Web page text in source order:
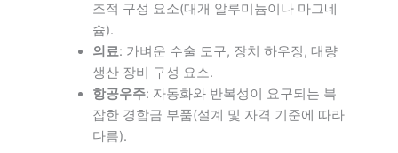
조적 구성 요소(대개 알루미늄이나 마그네
슘).
의료: 가벼운 수술 도구, 장치 하우징, 대량
생산 장비 구성 요소.
항공우주: 자동화와 반복성이 요구되는 복
잡한 경합금 부품(설계 및 자격 기준에 따라
다름).